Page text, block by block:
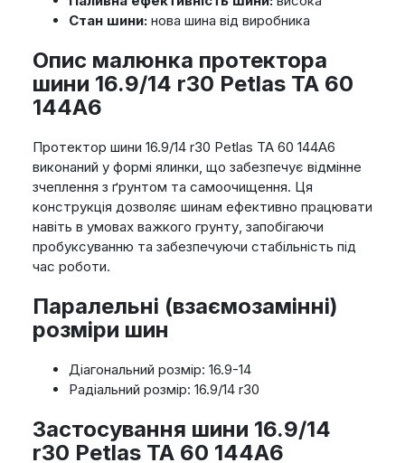
Стан шини:нова шина від виробника
Опис малюнка протектора
шини 16.9/14 r30 Petlas TA 60
144A6
Протектор шини 16.9/14 r30 Petlas TA 60 144A6
виконаний у формі ялинки, що забезпечує відмінне
зчеплення з ґрунтом та самоочищення. Ця
конструкція дозволяє шинам ефективно працювати
навіть в умовах важкого грунту, запобігаючи
пробуксуванню та забезпечуючи стабільність під
час роботи.
Паралельні (взаємозамінні)
розміри шин
Діагональний розмір: 16.9-14
Радіальний розмір: 16.9/14 r30
Застосування шини 16.9/14
r30 Petlas TA 60 144A6